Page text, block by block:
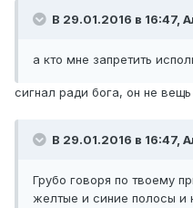
В 29.01.2016 в 16:47,
а кто мне запретить
сигнал ради бога, он не вещь
В 29.01.2016 в 16:47,
Грубо говоря по твоему
желтые и синие полосы и